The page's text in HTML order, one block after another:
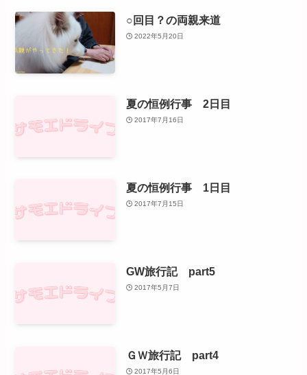
○回目？の両親来道
2022年5月20日
夏の恒例行事 2日目
2017年7月16日
夏の恒例行事 1日目
2017年7月15日
GW旅行記 part5
2017年5月7日
ＧＷ旅行記 part4
2017年5月6日